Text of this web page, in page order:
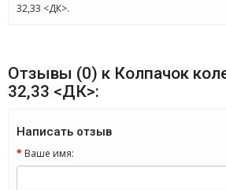
32,33 <ДК>.
Отзывы (0) к Колпачок
32,33 <ДК>:
Написать отзыв
Ваше имя: